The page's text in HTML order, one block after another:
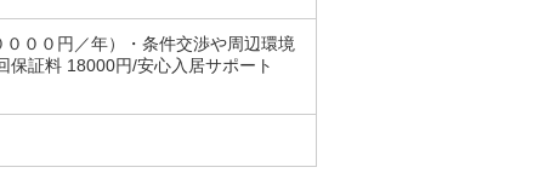
００円／年）・条件交渉や周辺環境
保証料 18000円/安心入居サポート